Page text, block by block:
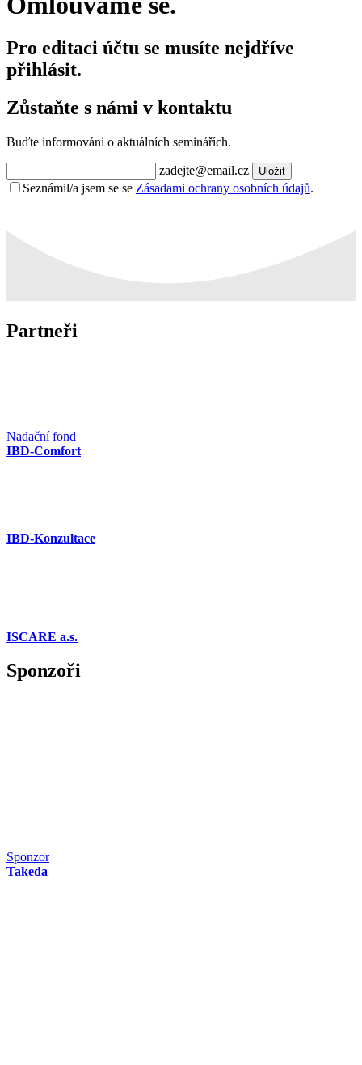
Pro editaci účtu se musíte nejdříve
přihlásit.
Zůstaňte s námi v kontaktu
Buďte informováni o aktuálních seminářích.
zadejte@email.cz Uložit
Seznámil/a jsem se se Zásadami ochrany osobních údajů.
Partneři
Nadační fond
IBD-Comfort
IBD-Konzultace
ISCARE a.s.
Sponzoři
Sponzor
Takeda